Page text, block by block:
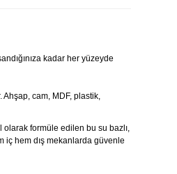
kadar her yüzeyde
cam, MDF, plastik,
formüle edilen bu su bazlı,
iç hem dış mekanlarda güvenle